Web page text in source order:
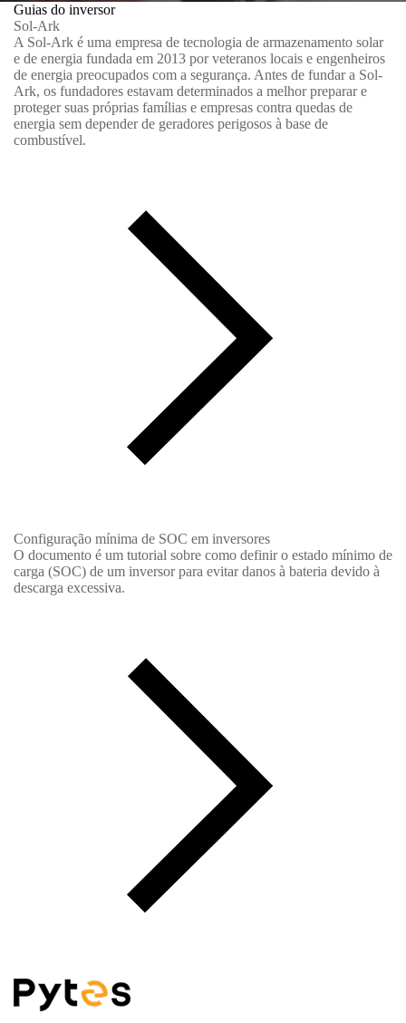
Guias do inversor
Sol-Ark
A Sol-Ark é uma empresa de tecnologia de armazenamento solar
e de energia fundada em 2013 por veteranos locais e engenheiros
de energia preocupados com a segurança. Antes de fundar a Sol-
Ark, os fundadores estavam determinados a melhor preparar e
proteger suas próprias famílias e empresas contra quedas de
energia sem depender de geradores perigosos à base de
combustível.
Configuração mínima de SOC em inversores
O documento é um tutorial sobre como definir o estado mínimo de
carga (SOC) de um inversor para evitar danos à bateria devido à
descarga excessiva.